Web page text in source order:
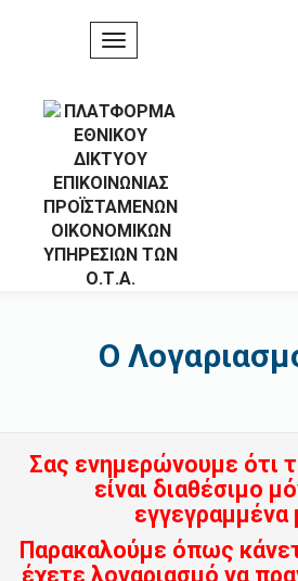
Ο
Σας ενημερώνουμε ότι
είναι διαθέσιμο
εγγεγραμμένα
Παρακαλούμε όπως
έχετε λογαριασμό να